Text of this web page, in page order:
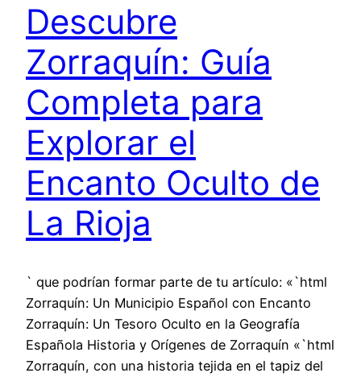
Descubre
Zorraquín: Guía
Completa para
Explorar el
Encanto Oculto de
La Rioja
` que podrían formar parte de tu artículo: «`html
Zorraquín: Un Municipio Español con Encanto
Zorraquín: Un Tesoro Oculto en la Geografía
Española Historia y Orígenes de Zorraquín «`html
Zorraquín, con una historia tejida en el tapiz del